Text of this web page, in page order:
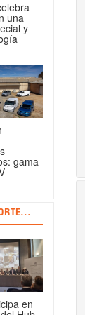
una
y
gama
en